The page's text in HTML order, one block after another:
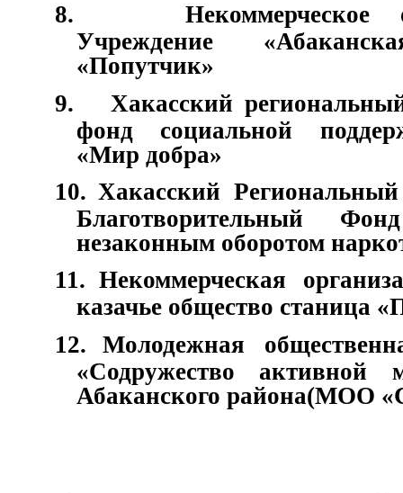
8.
Некоммерческое
Учреждение
«Попутчик»
9.
Хакасский
фонд социальной
«Мир добра»
10. Хакасский
Благотворительный
незаконным оборотом
11. Некоммерческая
казачье общество станица
12.
Молодежная
«Содружество активной
Абаканского района(МОО